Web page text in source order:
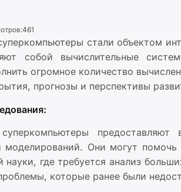
461
стали объектом
собой вычислительные
огромное количество
прогнозы и перспективы
моделирований. Они могут
науки, где требуется анализ
которые ранее были